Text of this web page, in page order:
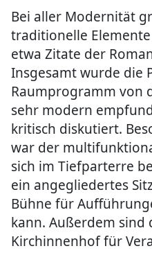
Bei aller Modernität
traditionelle
etwa Zitate der
Insgesamt wurde die
Raumprogramm von
sehr modern
kritisch diskutiert.
war der
sich im Tiefparterre
ein angegliedertes
Bühne für
kann. Außerdem sind
Kirchinnenhof für